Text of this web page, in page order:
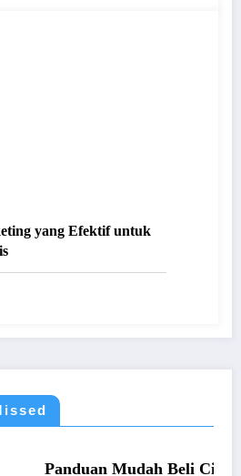
yang Efektif untuk
Mudah Beli Cincin Berlian